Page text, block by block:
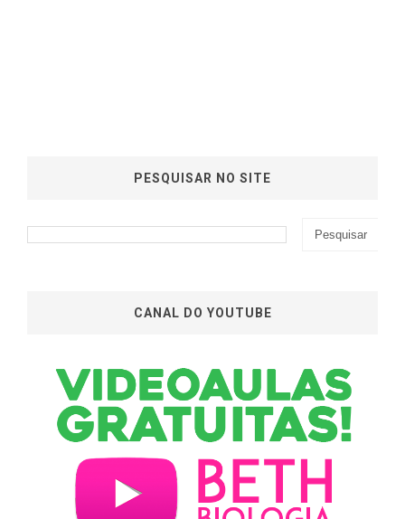
PESQUISAR NO SITE
CANAL DO YOUTUBE